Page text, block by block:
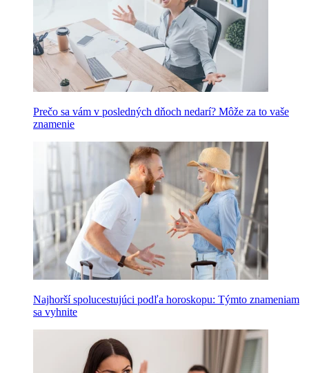
Prečo sa vám v posledných dňoch nedarí? Môže za to vaše
znamenie
Najhorší spolucestujúci podľa horoskopu: Týmto znameniam
sa vyhnite